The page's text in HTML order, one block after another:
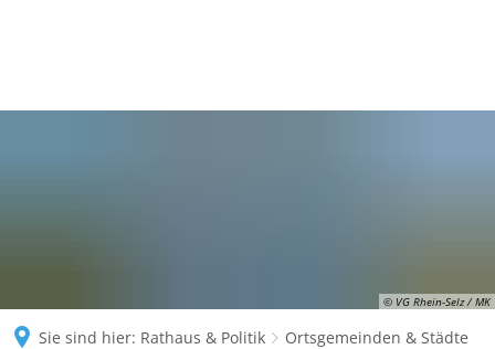
© VG Rhein-Selz / MK
Sie sind hier: Rathaus & Politik
Ortsgemeinden & Städte